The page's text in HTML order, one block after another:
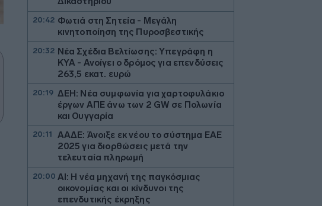
20:42 Φωτιά στη Σητεία - Μεγάλη
κινητοποίηση της Πυροσβεστικής
20:32 Νέα Σχέδια Βελτίωσης: Υπεγράφη η
ΚΥΑ - Ανοίγει ο δρόμος για επενδύσεις
263,5 εκατ. ευρώ
20:19 ΔΕΗ: Νέα συμφωνία για χαρτοφυλάκιο
έργων ΑΠΕ άνω των 2 GW σε Πολωνία
και Ουγγαρία
20:11
ΑΑΔΕ: Άνοιξε εκ νέου το σύστημα ΕΑΕ
2025 για διορθώσεις μετά την
τελευταία πληρωμή
20:00 AI: Η νέα μηχανή της παγκόσμιας
οικονομίας και οι κίνδυνοι της
επενδυτικής έκρηξης